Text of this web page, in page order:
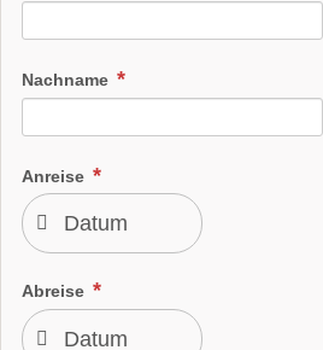
Nachname
Anreise
Abreise